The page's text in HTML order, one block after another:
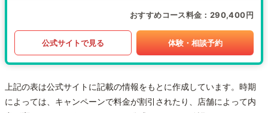
おすすめコース料金 290,400円
公式サイトで見る 体験・相談予約
上記の表は公式サイトに記載の情報をもとに作成しています。時期
によっては、キャンペーンで料金が割引されたり、店舗によって内